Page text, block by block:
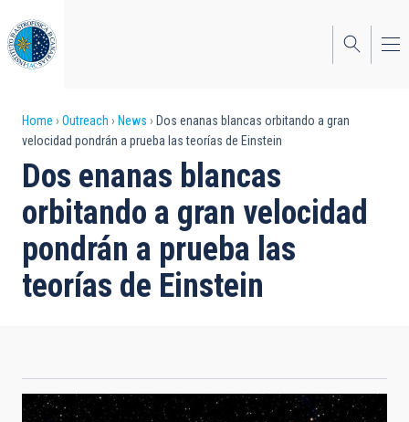
to
main
content
Breadcrumb
Home Outreach News
Dos enanas blancas orbitando a gran
velocidad pondrán a prueba las teorías de Einstein
Dos enanas blancas
orbitando a gran velocidad
pondrán a prueba las
teorías de Einstein